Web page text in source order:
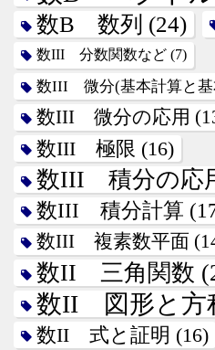
数B 数列 (24)
数III 分数関数など (7)
数III 微分(基本計算と基
数III 微分の応用
数III 極限 (16)
数III 積分の応
数III 積分計算
数III 複素数平面
数II 三角関数
数II 図形と方
数II 式と証明 (16)